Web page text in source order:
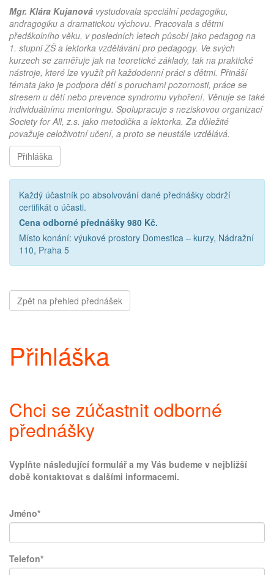
Mgr. Klára Kujanová vystudovala speciální pedagogiku,
andragogiku a dramatickou výchovu. Pracovala s dětmi
předškolního věku, v posledních letech působí jako pedagog na
1. stupni ZŠ a lektorka vzdělávání pro pedagogy. Ve svých
kurzech se zaměřuje jak na teoretické základy, tak na praktické
nástroje, které lze využít při každodenní práci s dětmi. Přináší
témata jako je podpora dětí s poruchami pozornosti, práce se
stresem u dětí nebo prevence syndromu vyhoření. Věnuje se také
individuálnímu mentoringu. Spolupracuje s neziskovou organizací
Society for All, z.s. jako metodička a lektorka. Za důležité
považuje celoživotní učení, a proto se neustále vzdělává.
Přihláška
Každý účastník po absolvování dané přednášky obdrží
certifikát o účasti.
Cena odborné přednášky 980 Kč.
Místo konání: výukové prostory Domestica – kurzy, Nádražní
110, Praha 5
Zpět na přehled přednášek
Přihláška
Chci se zúčastnit odborné
přednášky
Vyplňte následující formulář a my Vás budeme v nejbližší
době kontaktovat s dalšími informacemi.
Jméno*
Telefon*